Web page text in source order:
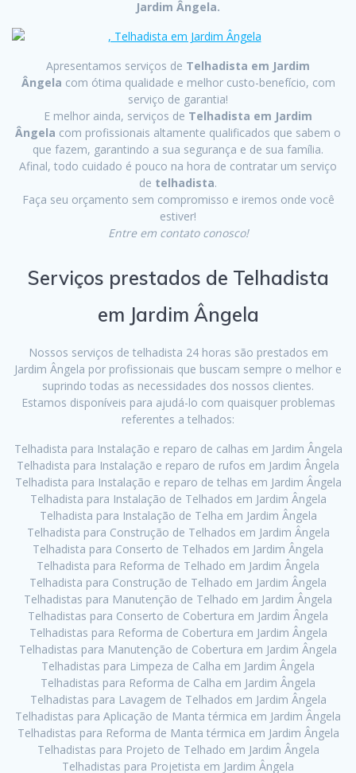
Jardim Ângela.
Apresentamos serviços de Telhadista em Jardim
Ângela com ótima qualidade e melhor custo-benefício, com
serviço de garantia!
E melhor ainda, serviços de Telhadista em Jardim
Ângela com profissionais altamente qualificados que sabem o
que fazem, garantindo a sua segurança e de sua família.
Afinal, todo cuidado é pouco na hora de contratar um serviço
de telhadista.
Faça seu orçamento sem compromisso e iremos onde você
estiver!
Entre em contato conosco!
Serviços prestados de Telhadista
em Jardim Ângela
Nossos serviços de telhadista 24 horas são prestados em
Jardim Ângela por profissionais que buscam sempre o melhor e
suprindo todas as necessidades dos nossos clientes.
Estamos disponíveis para ajudá-lo com quaisquer problemas
referentes a telhados:
Telhadista para Instalação e reparo de calhas em Jardim Ângela
Telhadista para Instalação e reparo de rufos em Jardim Ângela
Telhadista para Instalação e reparo de telhas em Jardim Ângela
Telhadista para Instalação de Telhados em Jardim Ângela
Telhadista para Instalação de Telha em Jardim Ângela
Telhadista para Construção de Telhados em Jardim Ângela
Telhadista para Conserto de Telhados em Jardim Ângela
Telhadista para Reforma de Telhado em Jardim Ângela
Telhadista para Construção de Telhado em Jardim Ângela
Telhadistas para Manutenção de Telhado em Jardim Ângela
Telhadistas para Conserto de Cobertura em Jardim Ângela
Telhadistas para Reforma de Cobertura em Jardim Ângela
Telhadistas para Manutenção de Cobertura em Jardim Ângela
Telhadistas para Limpeza de Calha em Jardim Ângela
Telhadistas para Reforma de Calha em Jardim Ângela
Telhadistas para Lavagem de Telhados em Jardim Ângela
Telhadistas para Aplicação de Manta térmica em Jardim Ângela
Telhadistas para Reforma de Manta térmica em Jardim Ângela
Telhadistas para Projeto de Telhado em Jardim Ângela
Telhadistas para Projetista em Jardim Ângela